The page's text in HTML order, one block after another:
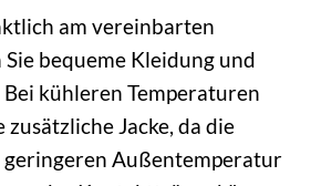
am vereinbarten
bequeme Kleidung und
kühleren Temperaturen
Jacke, da die
geringeren Außentemperatur